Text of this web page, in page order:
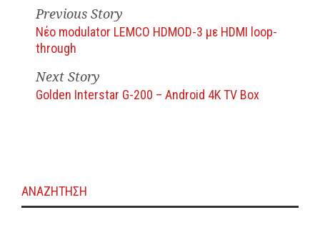
Previous Story
Νέο modulator LEMCO HDMOD-3 με HDMI loop-
through
Next Story
Golden Interstar G-200 – Android 4K TV Box
ΑΝΑΖΗΤΗΣΗ